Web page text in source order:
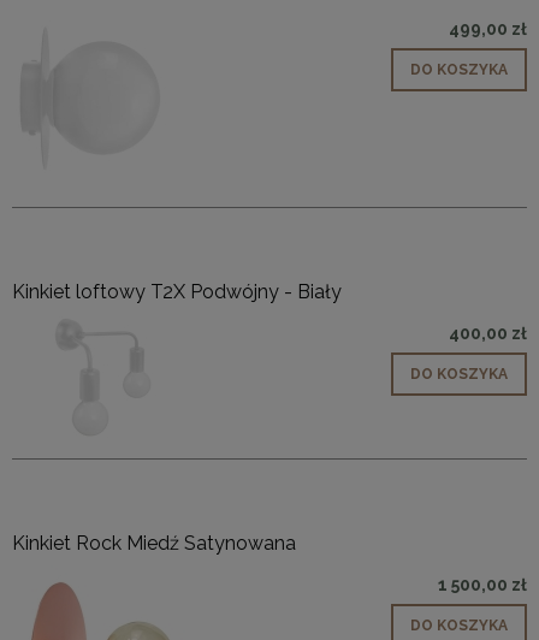
499,00 zł
DO KOSZYKA
Kinkiet loftowy T2X Podwójny - Biały
400,00 zł
DO KOSZYKA
Kinkiet Rock Miedź Satynowana
1 500,00 zł
DO KOSZYKA